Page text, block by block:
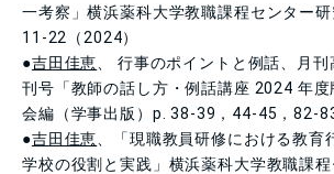
一考察」横浜薬科大学教職課程センター研
11-22（2024）
●吉田佳恵 、 行事のポイントと例話、月
刊号「教師の話し方・例話講座 2024 年
会編（学事出版）p. 38-39，44-45，82-
●吉田佳恵 、「現職教員研修における教育
学校の役割と実践」横浜薬科大学教職課